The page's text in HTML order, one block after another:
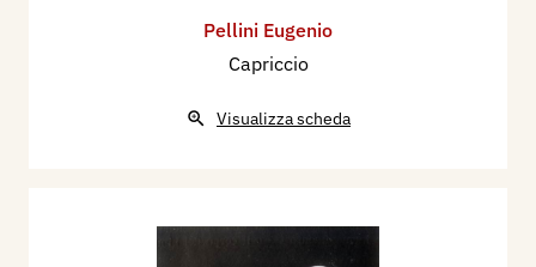
Pellini Eugenio
Capriccio
Visualizza scheda